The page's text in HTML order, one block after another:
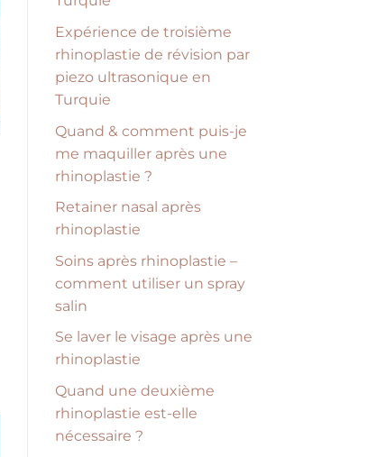
Expérience de troisième
rhinoplastie de révision par
piezo ultrasonique en
Turquie
Quand & comment puis-je
me maquiller après une
rhinoplastie ?
Retainer nasal après
rhinoplastie
Soins après rhinoplastie –
comment utiliser un spray
salin
Se laver le visage après une
rhinoplastie
Quand une deuxième
rhinoplastie est-elle
nécessaire ?